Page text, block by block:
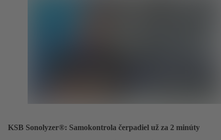
KSB Sonolyzer®: Samokontrola čerpadiel už za 2 minúty